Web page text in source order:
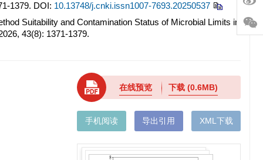
1379. DOI: 10.13748/j.cnki.issn1007-7693.20250537
Suitability and Contamination Status of Microbial Limits in
43(8): 1371-1379.
在线预览 下载(0.6MB)
手机阅读 导出引用 XML下载